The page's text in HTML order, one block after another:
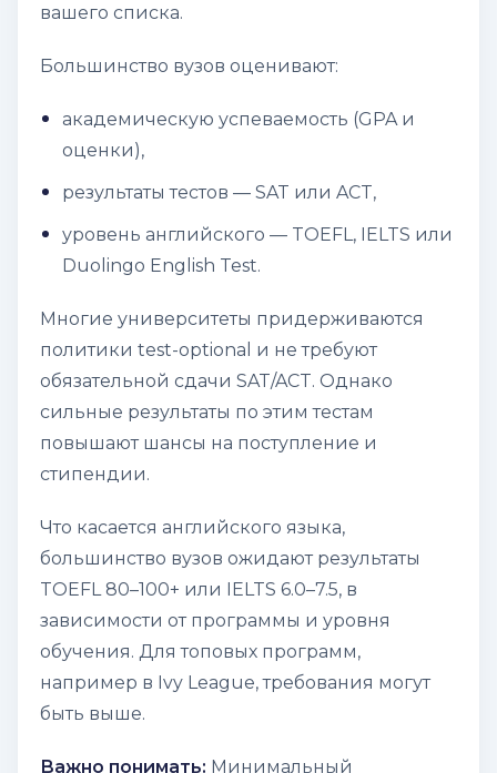
вашего списка.
Большинство вузов оценивают:
академическую успеваемость (GPA и
оценки),
результаты тестов — SAT или ACT,
уровень английского — TOEFL, IELTS или
Duolingo English Test.
Многие университеты придерживаются
политики test-optional и не требуют
обязательной сдачи SAT/ACT. Однако
сильные результаты по этим тестам
повышают шансы на поступление и
стипендии.
Что касается английского языка,
большинство вузов ожидают результаты
TOEFL 80–100+ или IELTS 6.0–7.5, в
зависимости от программы и уровня
обучения. Для топовых программ,
например в Ivy League, требования могут
быть выше.
Важно понимать: Минимальный